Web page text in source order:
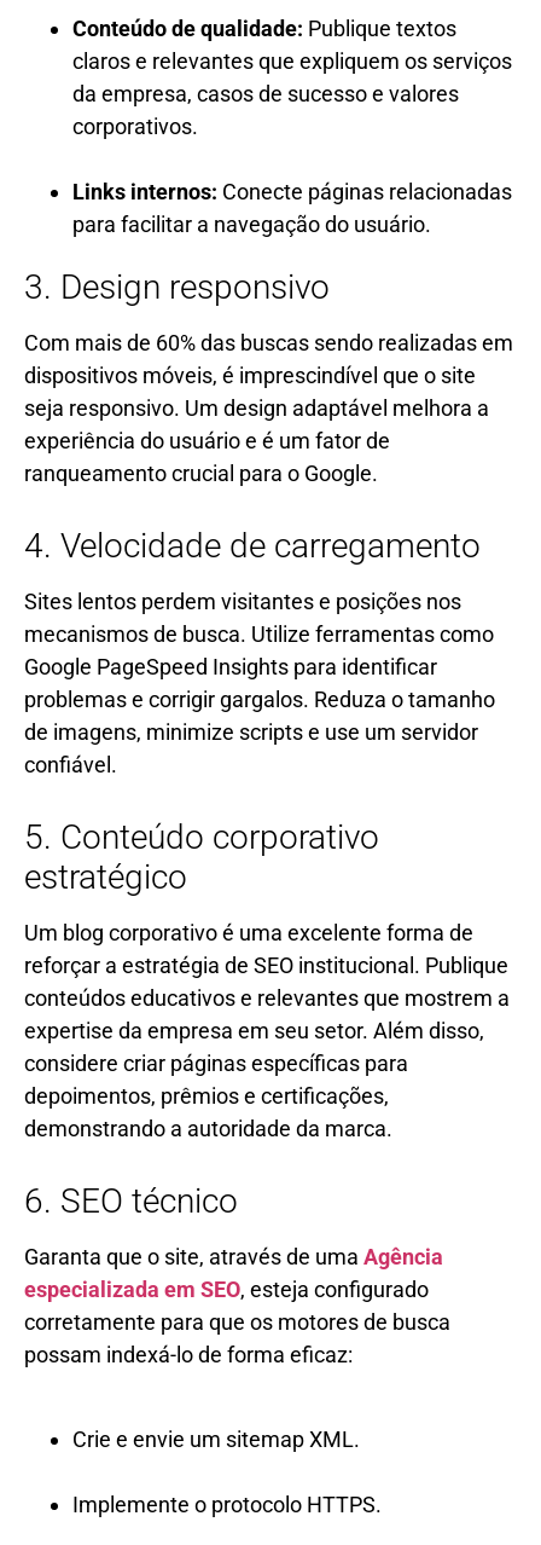
Conteúdo de qualidade: Publique textos
claros e relevantes que expliquem os serviços
da empresa, casos de sucesso e valores
corporativos.
Links internos: Conecte páginas relacionadas
para facilitar a navegação do usuário.
3. Design responsivo
Com mais de 60% das buscas sendo realizadas em
dispositivos móveis, é imprescindível que o site
seja responsivo. Um design adaptável melhora a
experiência do usuário e é um fator de
ranqueamento crucial para o Google.
4. Velocidade de carregamento
Sites lentos perdem visitantes e posições nos
mecanismos de busca. Utilize ferramentas como
Google PageSpeed Insights para identificar
problemas e corrigir gargalos. Reduza o tamanho
de imagens, minimize scripts e use um servidor
confiável.
5. Conteúdo corporativo
estratégico
Um blog corporativo é uma excelente forma de
reforçar a estratégia de SEO institucional. Publique
conteúdos educativos e relevantes que mostrem a
expertise da empresa em seu setor. Além disso,
considere criar páginas específicas para
depoimentos, prêmios e certificações,
demonstrando a autoridade da marca.
6. SEO técnico
Garanta que o site, através de uma Agência
especializada em SEO, esteja configurado
corretamente para que os motores de busca
possam indexá-lo de forma eficaz:
Crie e envie um sitemap XML.
Implemente o protocolo HTTPS.